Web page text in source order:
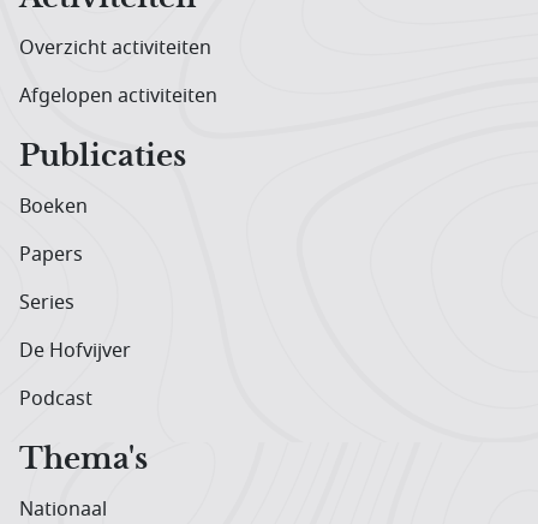
Overzicht activiteiten
Afgelopen activiteiten
Publicaties
Boeken
Papers
Series
De Hofvijver
Podcast
Thema's
Nationaal